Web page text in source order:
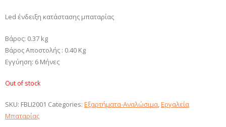
Led ένδειξη κατάστασης μπαταρίας
Βάρος: 0.37 kg
Βάρος Αποστολής : 0.40 Kg
Εγγύηση: 6 Μήνες
Out of stock
SKU: FBLI2001 Categories: Εξαρτήματα-Αναλώσιμα,Εργαλεία
Μπαταρίας